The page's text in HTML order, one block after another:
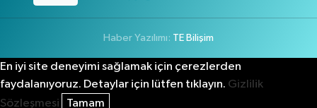
Haber Yazılımı: TE Bilişim
En iyi site deneyimi sağlamak için çerezlerden
faydalanıyoruz. Detaylar için lütfen tıklayın. Gizlilik
Sözleşmesi
Tamam